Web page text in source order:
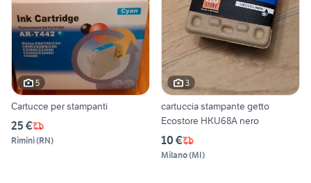
5
Cartucce per stampanti
25 €
Rimini(RN)
3
cartuccia stampante getto
Ecostore HKU68A nero
10 €
Milano(MI)